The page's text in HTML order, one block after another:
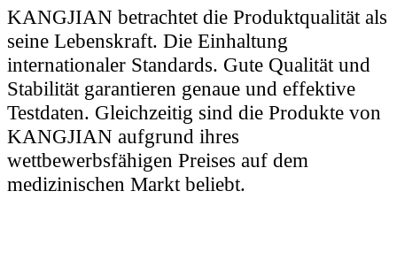
KANGJIAN betrachtet die Produktqualität als
seine Lebenskraft. Die Einhaltung
internationaler Standards. Gute Qualität und
Stabilität garantieren genaue und effektive
Testdaten. Gleichzeitig sind die Produkte von
KANGJIAN aufgrund ihres
wettbewerbsfähigen Preises auf dem
medizinischen Markt beliebt.